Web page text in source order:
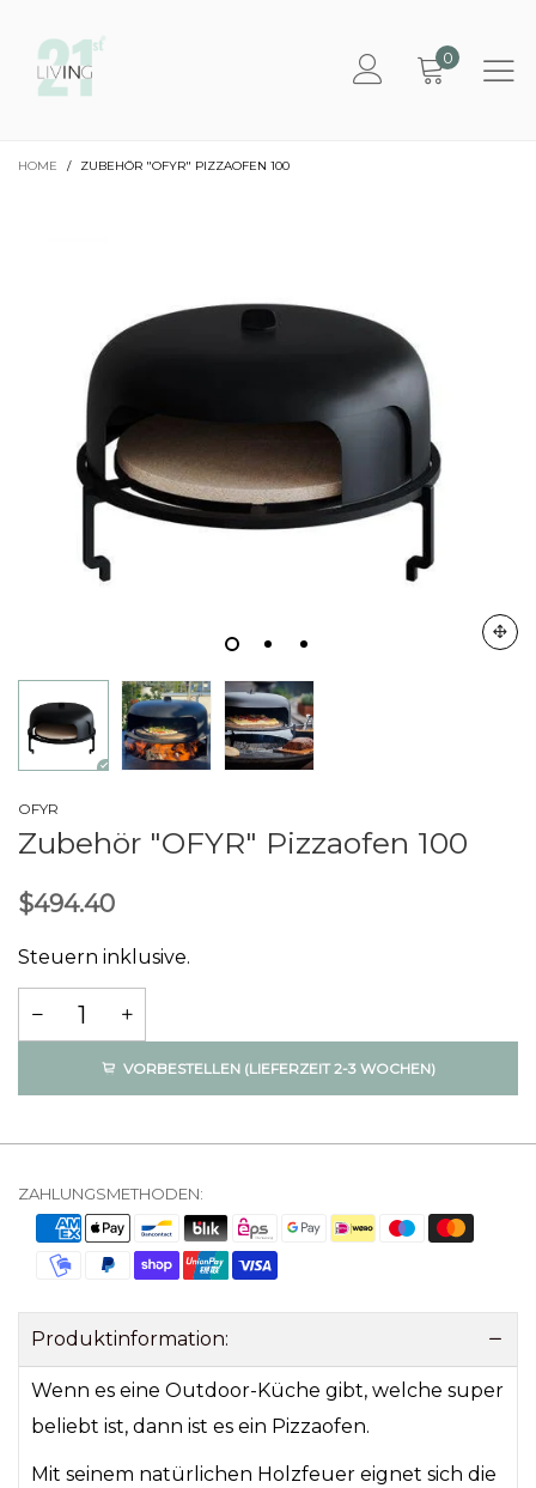
0
HOME / ZUBEHÖR "OFYR" PIZZAOFEN 100
OFYR
Zubehör "OFYR" Pizzaofen 100
$494.40
Steuern inklusive.
VORBESTELLEN (LIEFERZEIT 2-3 WOCHEN)
ZAHLUNGSMETHODEN:
Produktinformation:
Wenn es eine Outdoor-Küche gibt, welche super
beliebt ist, dann ist es ein Pizzaofen.
Mit seinem natürlichen Holzfeuer eignet sich die